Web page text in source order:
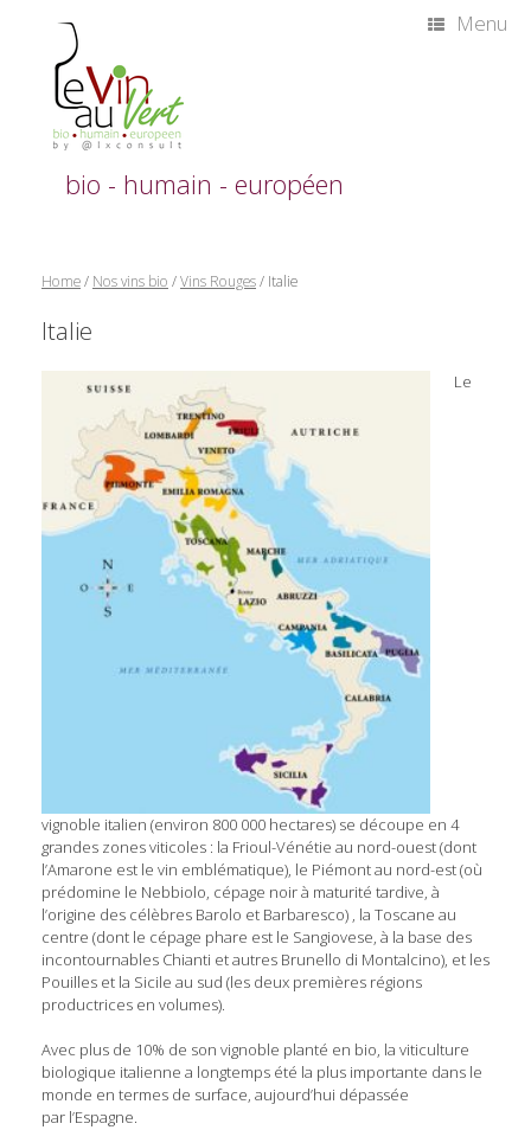
bio - humain - européen
Menu
Home/ Nos vins bio /Vins Rouges/ Italie
Italie
Le
vignoble italien (environ 800 000 hectares) se découpe en 4
grandes zones viticoles : la Frioul-Vénétie au nord-ouest (dont
l’Amarone est le vin emblématique), le Piémont au nord-est (où
prédomine le Nebbiolo, cépage noir à maturité tardive, à
l’origine des célèbres Barolo et Barbaresco) , la Toscane au
centre (dont le cépage phare est le Sangiovese, à la base des
incontournables Chianti et autres Brunello di Montalcino), et les
Pouilles et la Sicile au sud (les deux premières régions
productrices en volumes).
Avec plus de 10% de son vignoble planté en bio, la viticulture
biologique italienne a longtemps été la plus importante dans le
monde en termes de surface, aujourd’hui dépassée
par l’Espagne.